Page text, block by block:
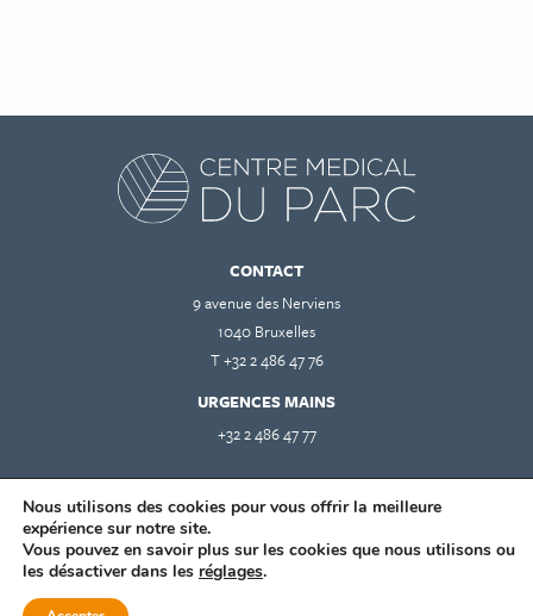
CONTACT
9 avenue des Nerviens
1040 Bruxelles
T +32 2 486 47 76
URGENCES MAINS
+32 2 486 47 77
Mentions légales
Politiques de confidentialité RGPD
© 2026 CENTRE MEDICAL DU PARC - powered by
Nous utilisons des cookies pour vous offrir la meilleure
expérience sur notre site.
Vous pouvez en savoir plus sur les cookies que nous utilisons ou
les désactiver dans les réglages.